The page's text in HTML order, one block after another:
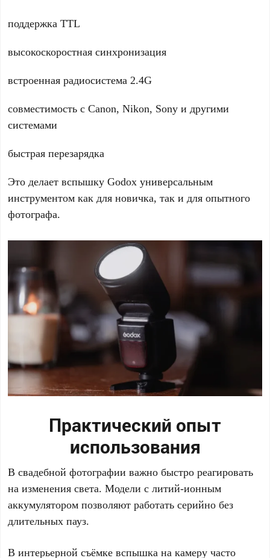
поддержка TTL
высокоскоростная синхронизация
встроенная радиосистема 2.4G
совместимость с Canon, Nikon, Sony и другими
системами
быстрая перезарядка
Это делает вспышку Godox универсальным
инструментом как для новичка, так и для опытного
фотографа.
Практический опыт
использования
В свадебной фотографии важно быстро реагировать
на изменения света. Модели с литий-ионным
аккумулятором позволяют работать серийно без
длительных пауз.
В интерьерной съёмке вспышка на камеру часто